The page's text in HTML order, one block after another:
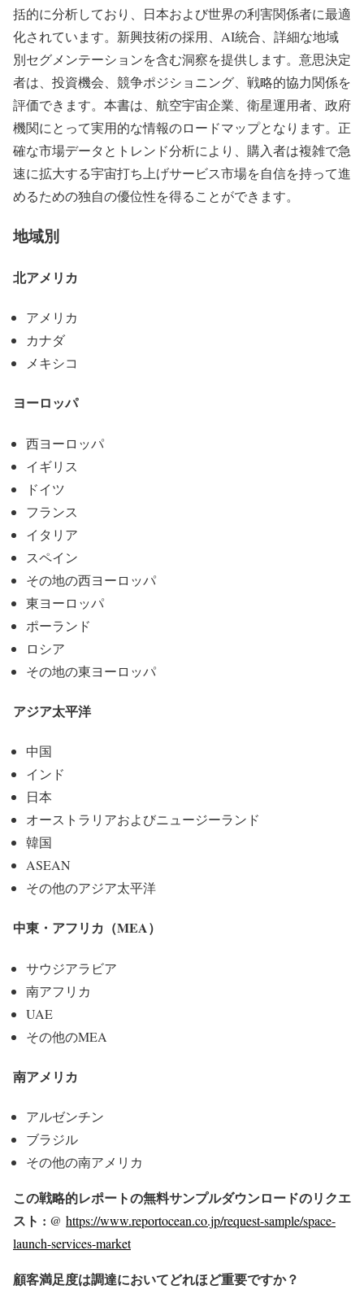
括的に分析しており、日本および世界の利害関係者に最適
化されています。新興技術の採用、AI統合、詳細な地域
別セグメンテーションを含む洞察を提供します。意思決定
者は、投資機会、競争ポジショニング、戦略的協力関係を
評価できます。本書は、航空宇宙企業、衛星運用者、政府
機関にとって実用的な情報のロードマップとなります。正
確な市場データとトレンド分析により、購入者は複雑で急
速に拡大する宇宙打ち上げサービス市場を自信を持って進
めるための独自の優位性を得ることができます。
地域別
北アメリカ
アメリカ
カナダ
メキシコ
ヨーロッパ
西ヨーロッパ
イギリス
ドイツ
フランス
イタリア
スペイン
その地の西ヨーロッパ
東ヨーロッパ
ポーランド
ロシア
その地の東ヨーロッパ
アジア太平洋
中国
インド
日本
オーストラリアおよびニュージーランド
韓国
ASEAN
その他のアジア太平洋
中東・アフリカ（MEA）
サウジアラビア
南アフリカ
UAE
その他のMEA
南アメリカ
アルゼンチン
ブラジル
その他の南アメリカ
この戦略的レポートの無料サンプルダウンロードのリクエ
スト : @ https://www.reportocean.co.jp/request-sample/space-
launch-services-market
顧客満足度は調達においてどれほど重要ですか？